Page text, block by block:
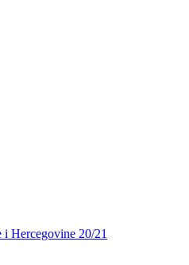
i Hercegovine 20/21